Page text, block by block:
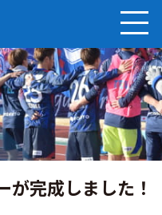
完成しました！